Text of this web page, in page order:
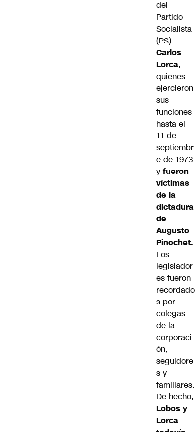
del
Partido
Socialista
(PS)
Carlos
Lorca,
quienes
ejercieron
sus
funciones
hasta el
11 de
septiembr
e de 1973
y fueron
víctimas
de la
dictadura
de
Augusto
Pinochet.
Los
legislador
es fueron
recordado
s por
colegas
de la
corporaci
ón,
seguidore
s y
familiares.
De hecho,
Lobos y
Lorca